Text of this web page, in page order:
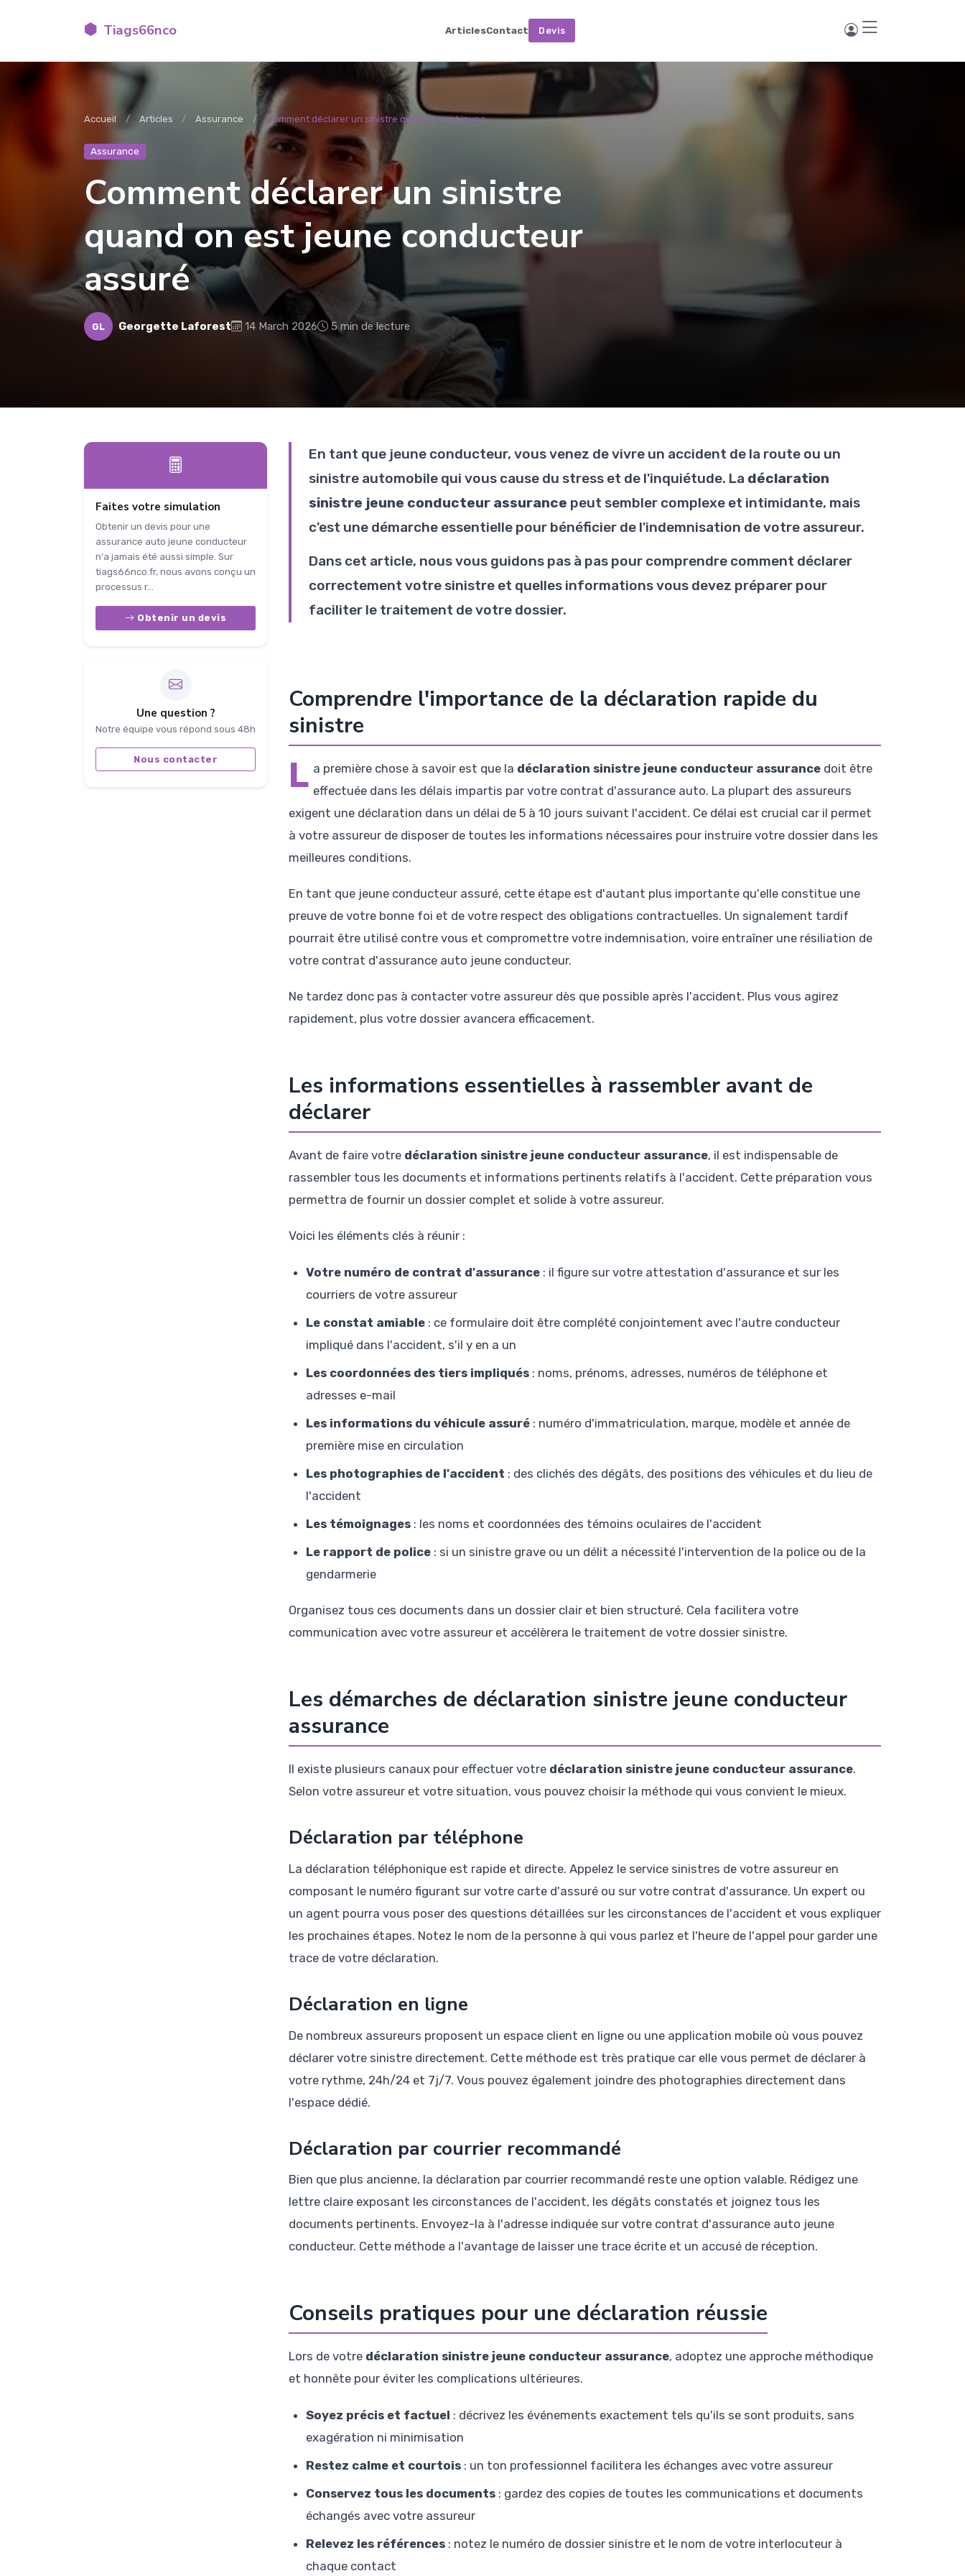
Tiags66nco ArticlesContact Devis
Accueil Articles Assurance Comment déclarer un sinistre quand on est jeune...
Assurance
Comment déclarer un sinistre
quand on est jeune conducteur
assuré
GL Georgette Laforest 14 March 2026 5 min de lecture
Faites votre simulation
Obtenir un devis pour une
assurance auto jeune conducteur
n'a jamais été aussi simple. Sur
tiags66nco.fr, nous avons conçu un
processus r...
Obtenir un devis
Une question ?
Notre équipe vous répond sous 48h
Nous contacter
En tant que jeune conducteur, vous venez de vivre un accident de la route ou un
sinistre automobile qui vous cause du stress et de l'inquiétude. La déclaration
sinistre jeune conducteur assurance peut sembler complexe et intimidante, mais
c'est une démarche essentielle pour bénéficier de l'indemnisation de votre assureur.
Dans cet article, nous vous guidons pas à pas pour comprendre comment déclarer
correctement votre sinistre et quelles informations vous devez préparer pour
faciliter le traitement de votre dossier.
Comprendre l'importance de la déclaration rapide du
sinistre
L a première chose à savoir est que la déclaration sinistre jeune conducteur assurance doit être
effectuée dans les délais impartis par votre contrat d'assurance auto. La plupart des assureurs
exigent une déclaration dans un délai de 5 à 10 jours suivant l'accident. Ce délai est crucial car il permet
à votre assureur de disposer de toutes les informations nécessaires pour instruire votre dossier dans les
meilleures conditions.
En tant que jeune conducteur assuré, cette étape est d'autant plus importante qu'elle constitue une
preuve de votre bonne foi et de votre respect des obligations contractuelles. Un signalement tardif
pourrait être utilisé contre vous et compromettre votre indemnisation, voire entraîner une résiliation de
votre contrat d'assurance auto jeune conducteur.
Ne tardez donc pas à contacter votre assureur dès que possible après l'accident. Plus vous agirez
rapidement, plus votre dossier avancera efficacement.
Les informations essentielles à rassembler avant de
déclarer
Avant de faire votre déclaration sinistre jeune conducteur assurance, il est indispensable de
rassembler tous les documents et informations pertinents relatifs à l'accident. Cette préparation vous
permettra de fournir un dossier complet et solide à votre assureur.
Voici les éléments clés à réunir :
Votre numéro de contrat d'assurance : il figure sur votre attestation d'assurance et sur les
courriers de votre assureur
Le constat amiable : ce formulaire doit être complété conjointement avec l'autre conducteur
impliqué dans l'accident, s'il y en a un
Les coordonnées des tiers impliqués : noms, prénoms, adresses, numéros de téléphone et
adresses e-mail
Les informations du véhicule assuré : numéro d'immatriculation, marque, modèle et année de
première mise en circulation
Les photographies de l'accident : des clichés des dégâts, des positions des véhicules et du lieu de
l'accident
Les témoignages : les noms et coordonnées des témoins oculaires de l'accident
Le rapport de police : si un sinistre grave ou un délit a nécessité l'intervention de la police ou de la
gendarmerie
Organisez tous ces documents dans un dossier clair et bien structuré. Cela facilitera votre
communication avec votre assureur et accélèrera le traitement de votre dossier sinistre.
Les démarches de déclaration sinistre jeune conducteur
assurance
Il existe plusieurs canaux pour effectuer votre déclaration sinistre jeune conducteur assurance.
Selon votre assureur et votre situation, vous pouvez choisir la méthode qui vous convient le mieux.
Déclaration par téléphone
La déclaration téléphonique est rapide et directe. Appelez le service sinistres de votre assureur en
composant le numéro figurant sur votre carte d'assuré ou sur votre contrat d'assurance. Un expert ou
un agent pourra vous poser des questions détaillées sur les circonstances de l'accident et vous expliquer
les prochaines étapes. Notez le nom de la personne à qui vous parlez et l'heure de l'appel pour garder une
trace de votre déclaration.
Déclaration en ligne
De nombreux assureurs proposent un espace client en ligne ou une application mobile où vous pouvez
déclarer votre sinistre directement. Cette méthode est très pratique car elle vous permet de déclarer à
votre rythme, 24h/24 et 7j/7. Vous pouvez également joindre des photographies directement dans
l'espace dédié.
Déclaration par courrier recommandé
Bien que plus ancienne, la déclaration par courrier recommandé reste une option valable. Rédigez une
lettre claire exposant les circonstances de l'accident, les dégâts constatés et joignez tous les
documents pertinents. Envoyez-la à l'adresse indiquée sur votre contrat d'assurance auto jeune
conducteur. Cette méthode a l'avantage de laisser une trace écrite et un accusé de réception.
Conseils pratiques pour une déclaration réussie
Lors de votre déclaration sinistre jeune conducteur assurance, adoptez une approche méthodique
et honnête pour éviter les complications ultérieures.
Soyez précis et factuel : décrivez les événements exactement tels qu'ils se sont produits, sans
exagération ni minimisation
Restez calme et courtois : un ton professionnel facilitera les échanges avec votre assureur
Conservez tous les documents : gardez des copies de toutes les communications et documents
échangés avec votre assureur
Relevez les références : notez le numéro de dossier sinistre et le nom de votre interlocuteur à
chaque contact